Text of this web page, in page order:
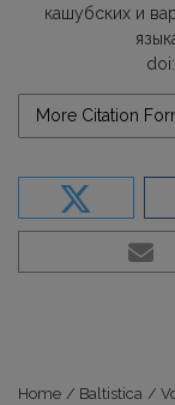
кашубских и
doi:
More Citation
Home / Baltistica /